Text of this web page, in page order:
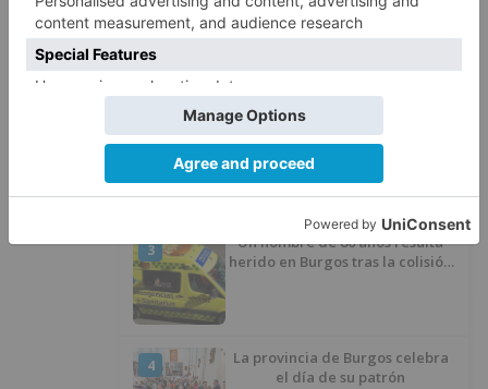
1
Fallece un ciclista en Burgos tras
avisar otro conductor que se
2
Villatoro da el primer paso para
dejar atrás su aislamiento con el
inicio de la senda peatonal y
ciclista
3
Un hombre de 80 años resulta
herido en Burgos tras la colisión
4
La provincia de Burgos celebra
el día de su patrón